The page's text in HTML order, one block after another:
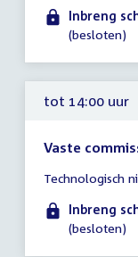
Inbreng
(besloten)
tot 14:00 uur
Vaste
vergadering
tot
14:00
Technologisch
Inbreng
(besloten)